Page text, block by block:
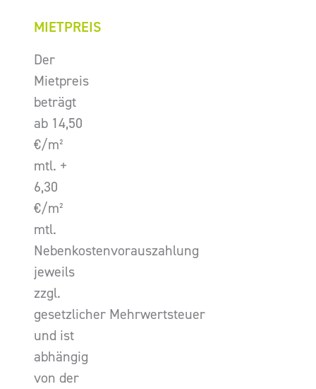
MIETPREIS
Der
Mietpreis
beträgt
ab 14,50
€/m²
mtl. +
6,30
€/m²
mtl.
Nebenkostenvorauszahlung
jeweils
zzgl.
gesetzlicher Mehrwertsteuer
und ist
abhängig
von der